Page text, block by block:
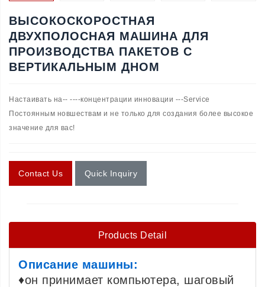
ВЫСОКОСКОРОСТНАЯ
ДВУХПОЛОСНАЯ МАШИНА ДЛЯ
ПРОИЗВОДСТВА ПАКЕТОВ С
ВЕРТИКАЛЬНЫМ ДНОМ
Настаивать на-- ----концентрации инновации ---Service
Постоянным новшествам и не только для создания более высокое
значение для вас!
Contact Us Quick Inquiry
Products Detail
Описание машины:
♦он принимает компьютера, шаговый